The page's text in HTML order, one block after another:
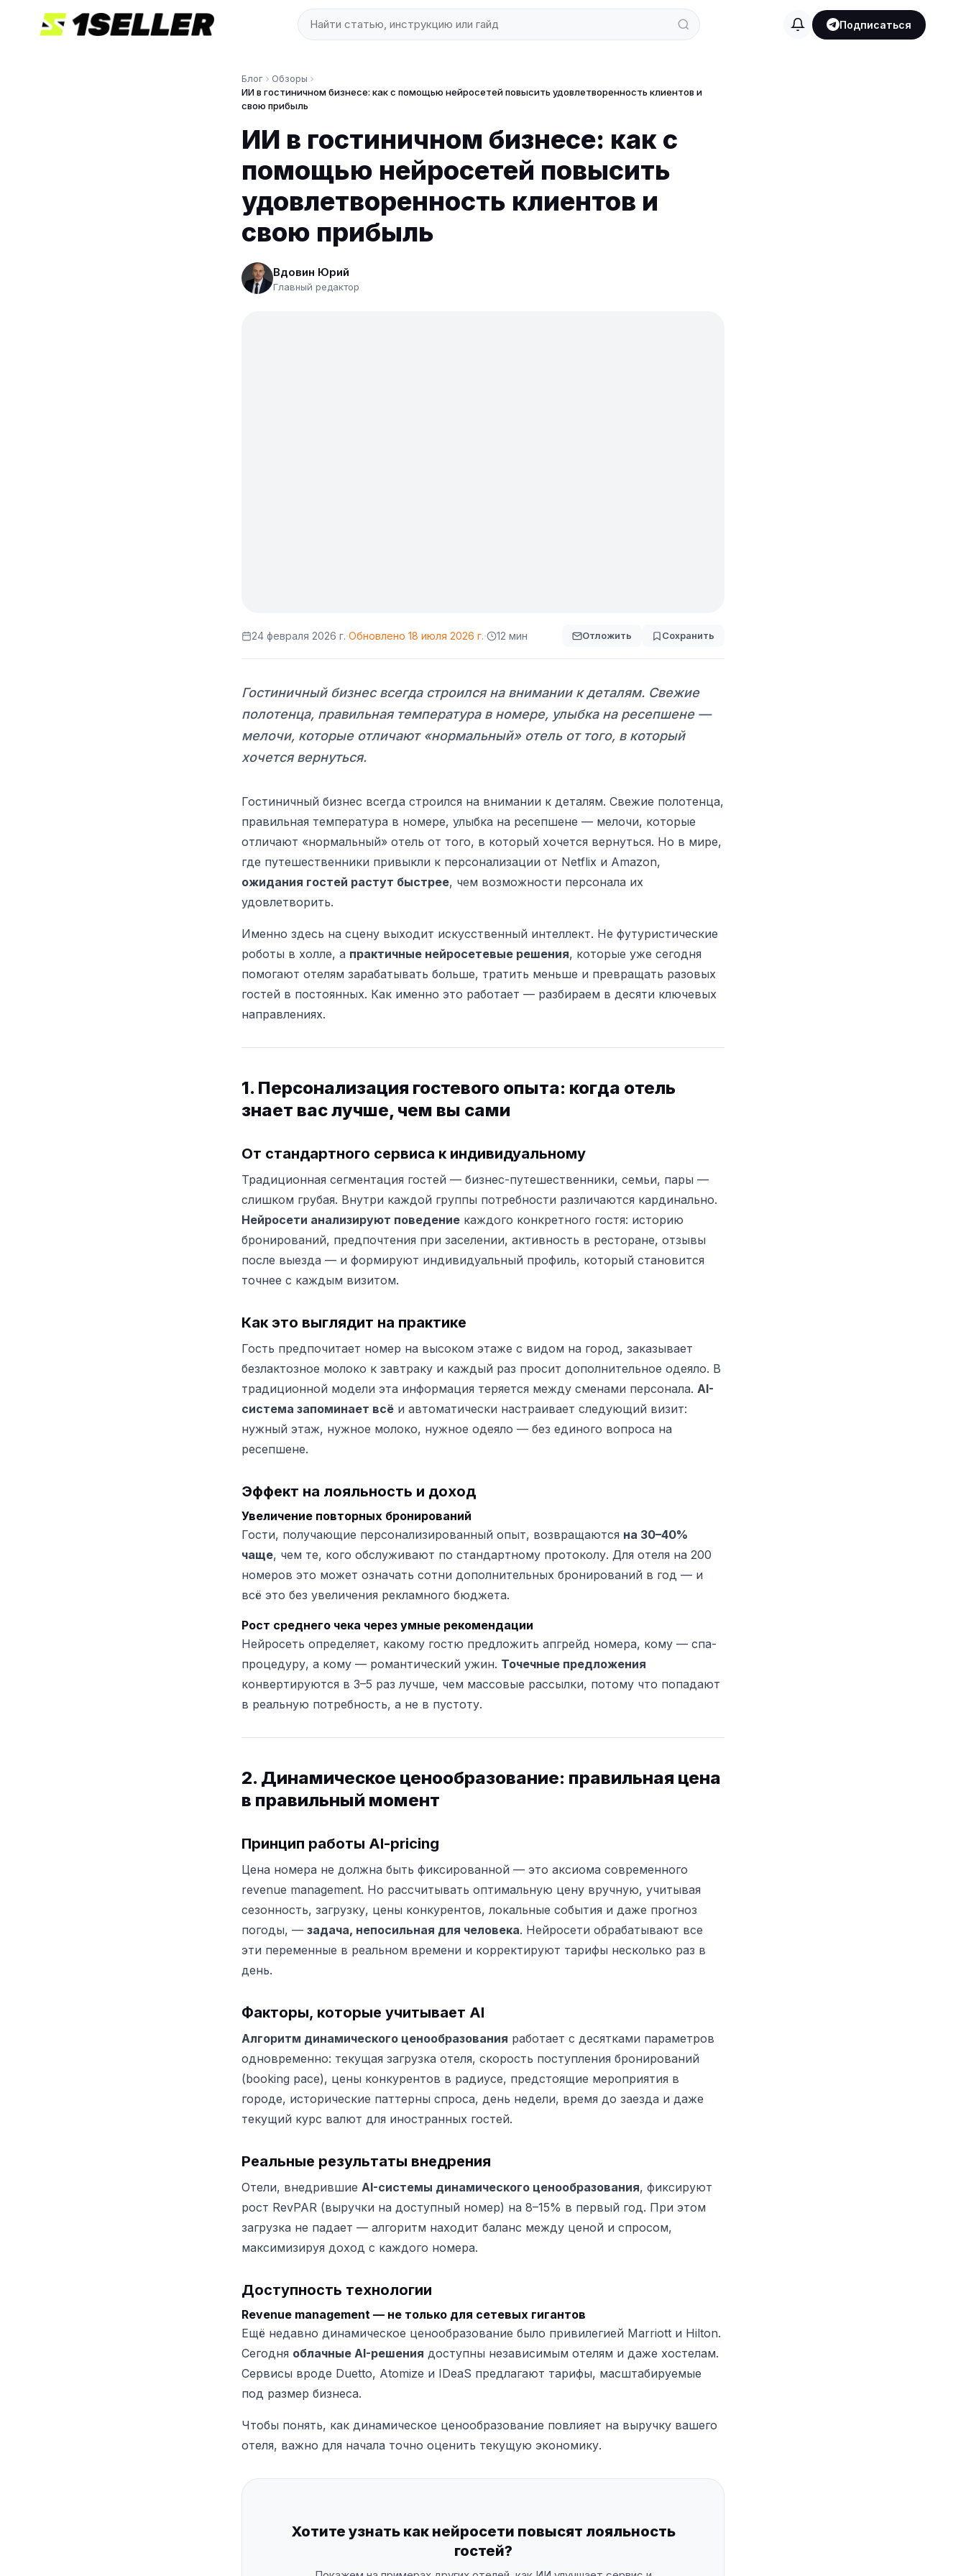
Подписаться
Блог
Обзоры
ИИ в гостиничном бизнесе: как с помощью нейросетей повысить удовлетворенность клиентов и
свою прибыль
ИИ в гостиничном бизнесе: как с
помощью нейросетей повысить
удовлетворенность клиентов и
свою прибыль
Вдовин Юрий
Главный редактор
24 февраля 2026 г.·Обновлено 18 июля 2026 г.· 12 мин Отложить Сохранить
Гостиничный бизнес всегда строился на внимании к деталям. Свежие
полотенца, правильная температура в номере, улыбка на ресепшене —
мелочи, которые отличают «нормальный» отель от того, в который
хочется вернуться.
Гостиничный бизнес всегда строился на внимании к деталям. Свежие полотенца,
правильная температура в номере, улыбка на ресепшене — мелочи, которые
отличают «нормальный» отель от того, в который хочется вернуться. Но в мире,
где путешественники привыкли к персонализации от Netflix и Amazon,
ожидания гостей растут быстрее, чем возможности персонала их
удовлетворить.
Именно здесь на сцену выходит искусственный интеллект. Не футуристические
роботы в холле, а практичные нейросетевые решения, которые уже сегодня
помогают отелям зарабатывать больше, тратить меньше и превращать разовых
гостей в постоянных. Как именно это работает — разбираем в десяти ключевых
направлениях.
1. Персонализация гостевого опыта: когда отель
знает вас лучше, чем вы сами
От стандартного сервиса к индивидуальному
Традиционная сегментация гостей — бизнес-путешественники, семьи, пары —
слишком грубая. Внутри каждой группы потребности различаются кардинально.
Нейросети анализируют поведение каждого конкретного гостя: историю
бронирований, предпочтения при заселении, активность в ресторане, отзывы
после выезда — и формируют индивидуальный профиль, который становится
точнее с каждым визитом.
Как это выглядит на практике
Гость предпочитает номер на высоком этаже с видом на город, заказывает
безлактозное молоко к завтраку и каждый раз просит дополнительное одеяло. В
традиционной модели эта информация теряется между сменами персонала. AI-
система запоминает всё и автоматически настраивает следующий визит:
нужный этаж, нужное молоко, нужное одеяло — без единого вопроса на
ресепшене.
Эффект на лояльность и доход
Увеличение повторных бронирований
Гости, получающие персонализированный опыт, возвращаются на 30–40%
чаще, чем те, кого обслуживают по стандартному протоколу. Для отеля на 200
номеров это может означать сотни дополнительных бронирований в год — и
всё это без увеличения рекламного бюджета.
Рост среднего чека через умные рекомендации
Нейросеть определяет, какому гостю предложить апгрейд номера, кому — спа-
процедуру, а кому — романтический ужин. Точечные предложения
конвертируются в 3–5 раз лучше, чем массовые рассылки, потому что попадают
в реальную потребность, а не в пустоту.
2. Динамическое ценообразование: правильная цена
в правильный момент
Принцип работы AI-pricing
Цена номера не должна быть фиксированной — это аксиома современного
revenue management. Но рассчитывать оптимальную цену вручную, учитывая
сезонность, загрузку, цены конкурентов, локальные события и даже прогноз
погоды, — задача, непосильная для человека. Нейросети обрабатывают все
эти переменные в реальном времени и корректируют тарифы несколько раз в
день.
Факторы, которые учитывает AI
Алгоритм динамического ценообразования работает с десятками параметров
одновременно: текущая загрузка отеля, скорость поступления бронирований
(booking pace), цены конкурентов в радиусе, предстоящие мероприятия в
городе, исторические паттерны спроса, день недели, время до заезда и даже
текущий курс валют для иностранных гостей.
Реальные результаты внедрения
Отели, внедрившие AI-системы динамического ценообразования, фиксируют
рост RevPAR (выручки на доступный номер) на 8–15% в первый год. При этом
загрузка не падает — алгоритм находит баланс между ценой и спросом,
максимизируя доход с каждого номера.
Доступность технологии
Revenue management — не только для сетевых гигантов
Ещё недавно динамическое ценообразование было привилегией Marriott и Hilton.
Сегодня облачные AI-решения доступны независимым отелям и даже хостелам.
Сервисы вроде Duetto, Atomize и IDeaS предлагают тарифы, масштабируемые
под размер бизнеса.
Чтобы понять, как динамическое ценообразование повлияет на выручку вашего
отеля, важно для начала точно оценить текущую экономику.
Хотите узнать как нейросети повысят лояльность
гостей?